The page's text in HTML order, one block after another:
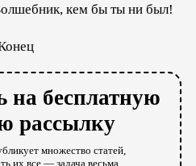
кем бы ты ни был!
на бесплатную
рассылку
множество статей,
их все — задача весьма